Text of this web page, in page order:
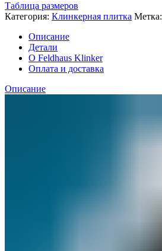
Таблица размеров
Категория: Клинкерная плитка Метка:
Описание
Детали
О Feldhaus Klinker
Оплата и доставка
Описание